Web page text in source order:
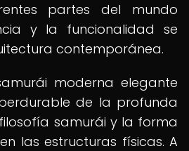
partes del mundo
y la funcionalidad se
contemporánea.
moderna elegante
de la profunda
samurái y la forma
las estructuras físicas. A